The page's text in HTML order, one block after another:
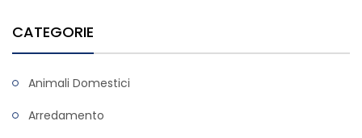
CATEGORIE
Animali Domestici
Arredamento